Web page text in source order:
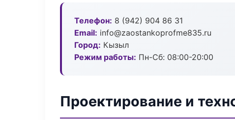
Телефон: 8 (942) 904 86 31
Email: info@zaostankoprofme835.ru
Город: Кызыл
Режим работы: Пн-Сб: 08:00-20:00
Проектирование и